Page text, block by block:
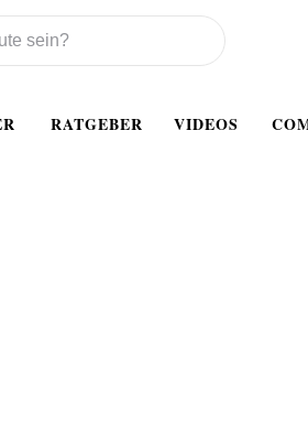
RATGEBER VIDEOS